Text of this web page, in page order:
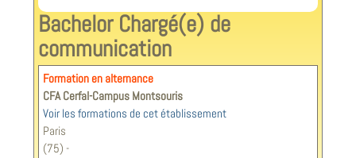
Bachelor Chargé(e) de
communication
Formation en alternance
CFA Cerfal-Campus Montsouris
Voir les formations de cet établissement
Paris
(75) -